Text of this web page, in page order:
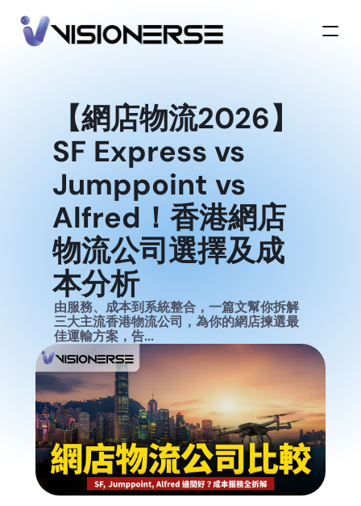
【網店物流2026】
SF Express vs
Jumppoint vs
Alfred！香港網店
物流公司選擇及成
本分析
由服務、成本到系統整合，一篇文幫你拆解
三大主流香港物流公司，為你的網店揀選最
佳運輸方案，告...